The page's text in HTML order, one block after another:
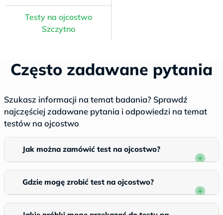
Testy na ojcostwo
Szczytno
Często zadawane pytania
Szukasz informacji na temat badania? Sprawdź
najczęściej zadawane pytania i odpowiedzi na temat
testów na ojcostwo
Jak można zamówić test na ojcostwo?
Gdzie mogę zrobić test na ojcostwo?